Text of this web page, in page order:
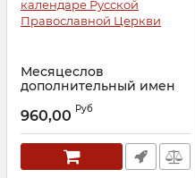
Месяцеслов
дополнительный имен
святых, не
содержащихся в
Православной Церкви
29076
960,00 Руб